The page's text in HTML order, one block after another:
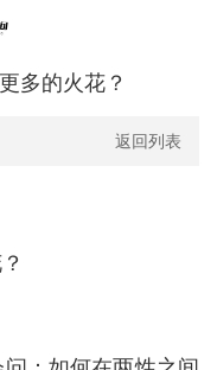
多的火花？
返回列表